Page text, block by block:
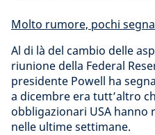
Molto rumore, pochi
Al di là del cambio delle
riunione della Federal
presidente Powell ha
a dicembre era tutt’altro
obbligazionari USA
nelle ultime settimane.